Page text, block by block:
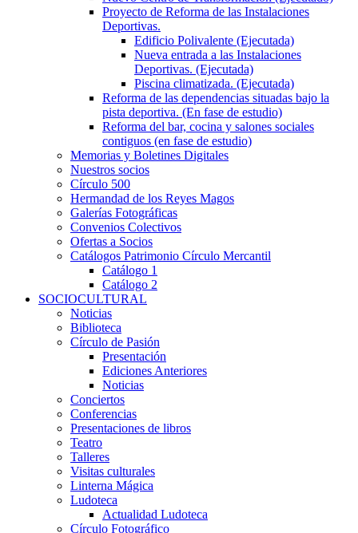
Proyecto de Reforma de las Instalaciones
Deportivas.
Edificio Polivalente (Ejecutada)
Nueva entrada a las Instalaciones
Deportivas. (Ejecutada)
Piscina climatizada. (Ejecutada)
Reforma de las dependencias situadas bajo la
pista deportiva. (En fase de estudio)
Reforma del bar, cocina y salones sociales
contiguos (en fase de estudio)
Memorias y Boletines Digitales
Nuestros socios
Círculo 500
Hermandad de los Reyes Magos
Galerías Fotográficas
Convenios Colectivos
Ofertas a Socios
Catálogos Patrimonio Círculo Mercantil
Catálogo 1
Catálogo 2
SOCIOCULTURAL
Noticias
Biblioteca
Círculo de Pasión
Presentación
Ediciones Anteriores
Noticias
Conciertos
Conferencias
Presentaciones de libros
Teatro
Talleres
Visitas culturales
Linterna Mágica
Ludoteca
Actualidad Ludoteca
Círculo Fotográfico